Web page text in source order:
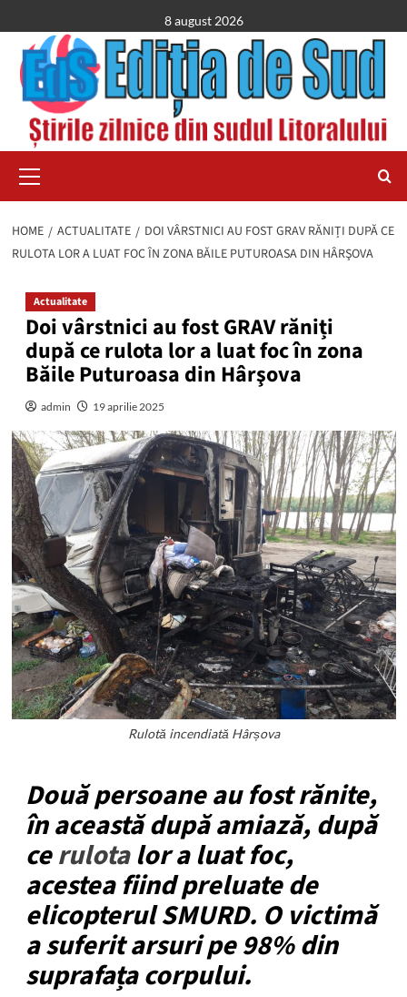
to
content
8 august 2026
Menu
HOME ACTUALITATE
DOI VÂRSTNICI AU FOST GRAV RĂNIȚI DUPĂ CE
RULOTA LOR A LUAT FOC ÎN ZONA BĂILE PUTUROASA DIN HÂRŞOVA
Actualitate
Doi vârstnici au fost GRAV răniți
după ce rulota lor a luat foc în zona
Băile Puturoasa din Hârşova
admin 19 aprilie 2025
Rulotă incendiată Hârșova
Două persoane au fost rănite,
în această după amiază, după
cerulotalor a luat foc,
acestea fiind preluate de
elicopterul SMURD. O victimă
a suferit arsuri pe 98% din
suprafața corpului.